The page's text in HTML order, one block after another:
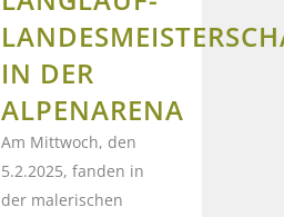
IN DER
ALPENARENA
Am Mittwoch, den
5.2.2025, fanden in
der malerischen